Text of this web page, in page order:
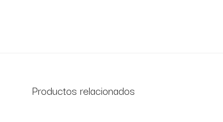
Productos relacionados